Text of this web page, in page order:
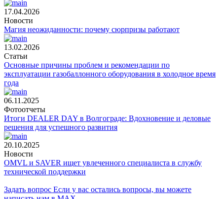
17.04.2026
Новости
Магия неожиданности: почему сюрпризы работают
13.02.2026
Статьи
Основные причины проблем и рекомендации по
эксплуатации газобаллонного оборудования в холодное время
года
06.11.2025
Фотоотчеты
Итоги DEALER DAY в Волгограде: Вдохновение и деловые
решения для успешного развития
20.10.2025
Новости
OMVL и SAVER ищет увлеченного специалиста в службу
технической поддержки
Задать вопрос Если у вас остались вопросы, вы можете